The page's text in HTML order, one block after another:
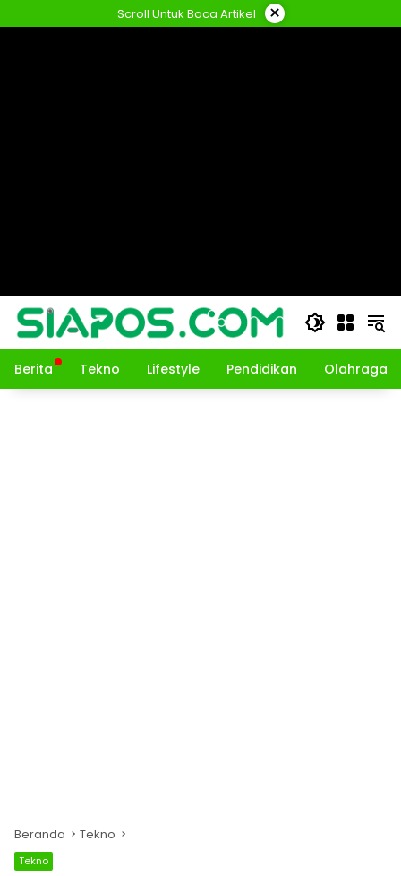
ke
Scroll Untuk Baca Artikel ×
Berita Tekno Lifestyle Pendidikan Olahraga
Beranda Tekno
Tekno